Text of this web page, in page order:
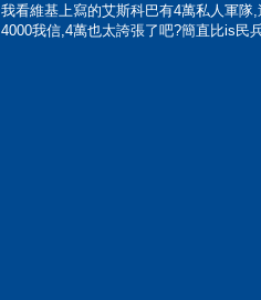
我看維基上寫的艾斯科巴有4萬私人軍隊
4000我信,4萬也太誇張了吧?簡直比is民